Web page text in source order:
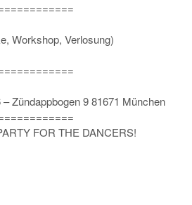
Workshop, Verlosung)
Zündappbogen 9 81671 München
FOR THE DANCERS!